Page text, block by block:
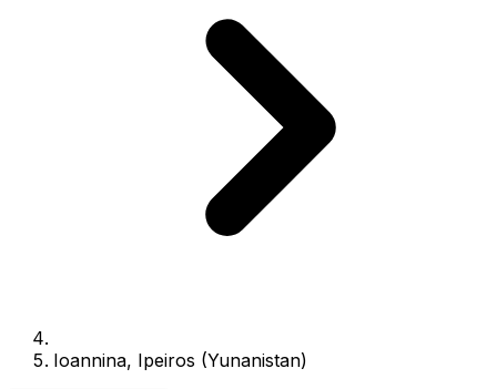
Ioannina, Ipeiros (Yunanistan)